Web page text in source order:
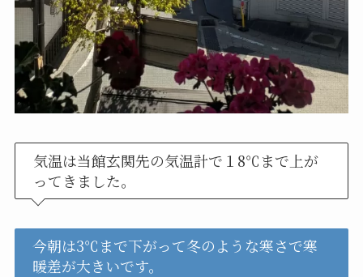
気温は当館玄関先の気温計で１8℃まで上が
ってきました。
今朝は3℃まで下がって冬のような寒さで寒
暖差が大きいです。